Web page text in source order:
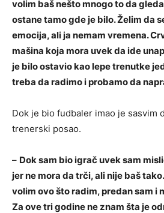
volim baš nešto mnogo to da
ostane tamo gde je bilo. Želim da
emocija, ali ja nemam vremena.
mašina koja mora uvek da ide
je bilo ostavio kao lepe trenutke
treba da radimo i probamo da
Dok je bio fudbaler imao je sasvim
trenerski posao.
– Dok sam bio igrač uvek sam
jer ne mora da trči, ali nije baš
volim ovo što radim, predan sam i
Za ove tri godine ne znam šta je